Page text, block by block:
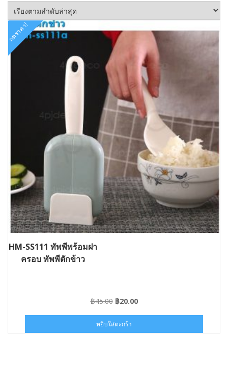
ลดราคา!
HM-SS111 ทัพพีพร้อมฝา
ครอบ ทัพพีตักข้าว
฿45.00 Original
was:
฿45.00.
฿20.00Current
฿20.00.
หยิบใส่ตะกร้า